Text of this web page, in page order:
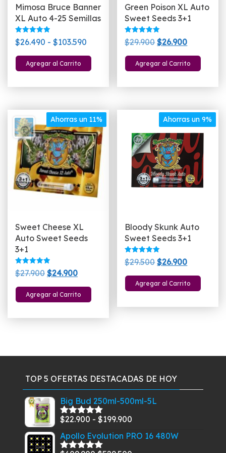
Mimosa Bruce Banner
XL Auto 4-25 Semillas
Valorado
con
de 5
$26.490 - $103.590
de
precios:
$103.590
Agregar al Carrito
producto
Las
opciones
se
pueden
elegir
en
producto
Green Poison XL Auto
Sweet Seeds 3+1
Valorado
con
de 5
$29.900El
precio
original
$26.900El
precio
actual
Agregar al Carrito
Ahorras un 11%
Sweet Cheese XL
Auto Sweet Seeds
3+1
Valorado
con
de 5
$27.900 El
precio
original
$24.900El
precio
actual
Agregar al Carrito
Ahorras un 9%
Bloody Skunk Auto
Sweet Seeds 3+1
Valorado
con
de 5
$29.500El
precio
original
$26.900El
precio
actual
Agregar al Carrito
TOP 5 OFERTAS DESTACADAS DE HOY
Big Bud 250ml-500ml-5L
Valorado
5
$22.900 - $199.900
de
Apollo Evolution PRO 16 480W